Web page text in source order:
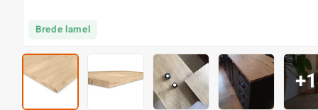
Brede lamel